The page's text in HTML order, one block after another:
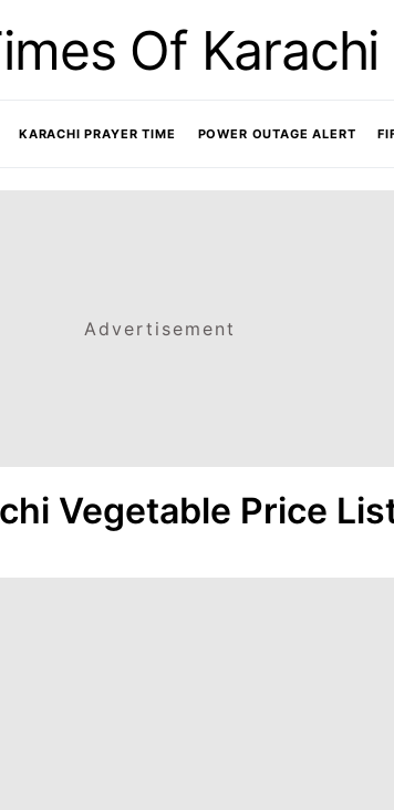
KARACHI PRAYER TIME POWER OUTAGE ALERT
Advertisement
Vegetable Price